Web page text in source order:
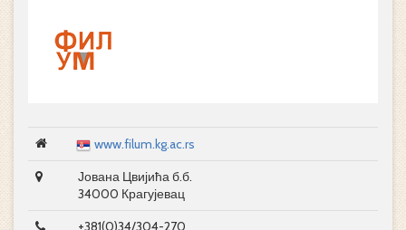
www.filum.kg.ac.rs
Јована Цвијића б.б.
34000 Крагујевац
+381(0)34/304-270